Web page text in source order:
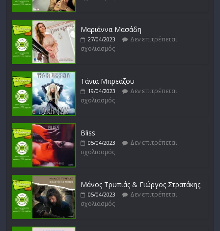
σχολιασμός
Δυνάμεις του Αιγαίου
Μαριάννα Μασάδη
27/04/2023
Δεν επιτρέπεται
σχολιασμός
Τάνια Μπρεάζου
19/04/2023
Δεν επιτρέπεται
σχολιασμός
Bliss
05/04/2023
Δεν επιτρέπεται
σχολιασμός
Μάνος Τρυπιάς & Γιώργος Στρατάκης
05/04/2023
Δεν επιτρέπεται
σχολιασμός